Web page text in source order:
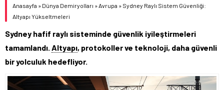
Düştü
Malezya Havayolları, TGV ile 28 Fransız Şehrine Tek Bilet
Anasayfa » Dünya Demiryolları »Avrupa » Sydney Raylı Sistem Güvenliği:
Altyapı Yükseltmeleri
Sydney hafif raylı sisteminde güvenlik iyileştirmeleri
tamamlandı. Altyapı, protokoller ve teknoloji, daha güvenli
bir yolculuk hedefliyor.